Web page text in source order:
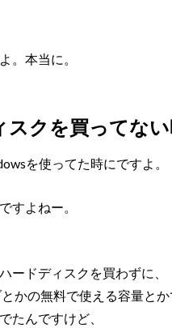
。本当に。
スクを買ってな
を使ってた時にですよ。
すよねー。
ードディスクを買わずに、
かの無料で使える容量と
たんですけど、